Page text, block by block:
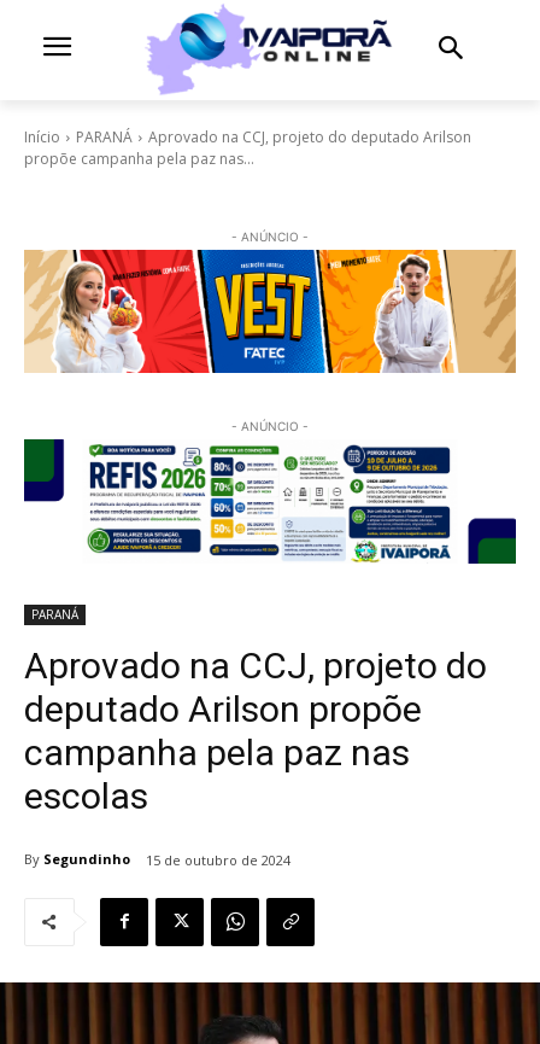
Início PARANÁ
Aprovado na CCJ, projeto do deputado Arilson
propõe campanha pela paz nas...
- ANÚNCIO -
- ANÚNCIO -
PARANÁ
Aprovado na CCJ, projeto do
deputado Arilson propõe
campanha pela paz nas
escolas
By Segundinho 15 de outubro de 2024